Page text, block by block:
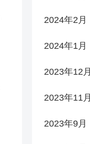
2024年2月
2024年1月
2023年12月
2023年11月
2023年9月